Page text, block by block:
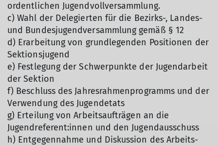
ordentlichen Jugendvollversammlung.
c) Wahl der Delegierten für die Bezirks-, Landes-
und Bundesjugendversammlung gemäß § 12
d) Erarbeitung von grundlegenden Positionen der
Sektionsjugend
e) Festlegung der Schwerpunkte der Jugendarbeit
der Sektion
f) Beschluss des Jahresrahmenprogramms und der
Verwendung des Jugendetats
g) Erteilung von Arbeitsaufträgen an die
Jugendreferent:innen und den Jugendausschuss
h) Entgegennahme und Diskussion des Arbeits-